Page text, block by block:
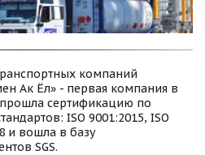
компаний
Ак Ёл» - первая компания в
сертификацию по
ISO 9001:2015, ISO
и вошла в базу
SGS.